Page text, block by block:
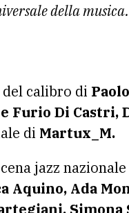
della
calibro di
Furio Di Castri,
di Martux_M.
jazz nazionale
Aquino, Ada
Simona